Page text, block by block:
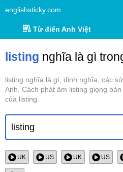
englishsticky.com
Từ điển Anh Việt
listing nghĩa là gì
listing nghĩa là gì, định nghĩa, các
Anh. Cách phát âm listing giọng
của listing.
UK US UK US